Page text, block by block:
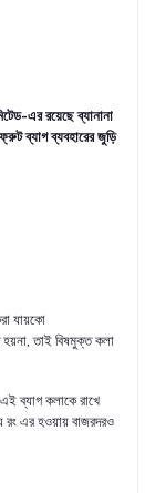
এর রয়েছে ব্যানানা
ব্যাগ ব্যবহারের জুড়ি
যায়কো
হয়না, তাই বিষমুক্ত কলা
এই ব্যাগ কলাকে রাখে
রং এর হওয়ায় বাজরদরও